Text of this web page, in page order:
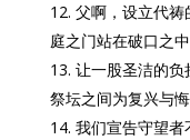
父啊，设立代祷
庭之门站在破口之中
让一股圣洁的
祭坛之间为复兴与悔
我们宣告守望者